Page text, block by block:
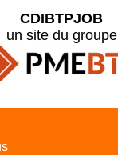
CDIBTPJOB
un site du groupe